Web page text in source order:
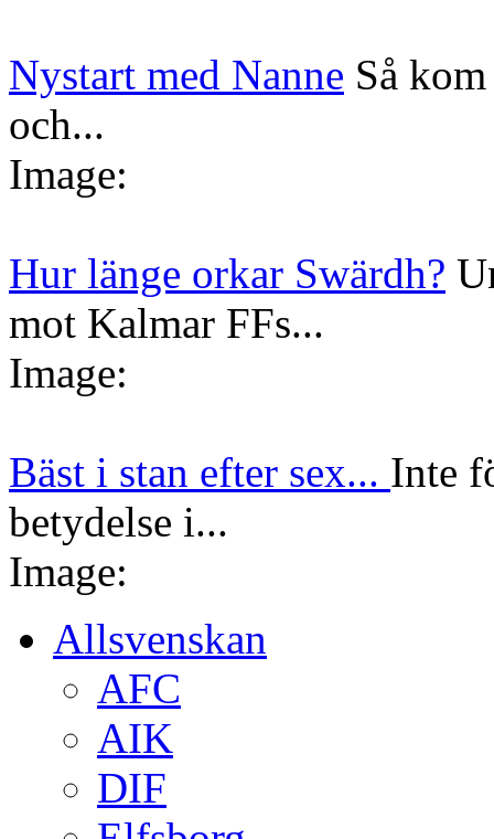
Nystart med Nanne Så
och...
Image:
Hur länge orkar Swärdh?
mot Kalmar FFs...
Image:
Bäst i stan efter sex... Inte
betydelse i...
Image:
Allsvenskan
AFC
AIK
DIF